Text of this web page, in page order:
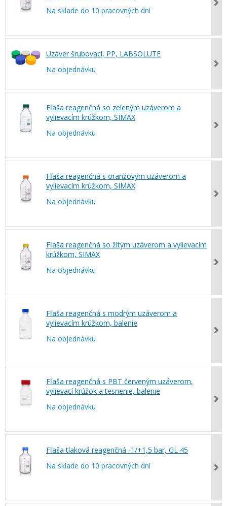
Na sklade do 10 pracovných dní
Uzáver šrubovací, PP, LABSOLUTE
Na objednávku
Fľaša reagenčná so zeleným uzáverom a
vylievacím krúžkom, SIMAX
Na objednávku
Fľaša reagenčná s oranžovým uzáverom a
vylievacím krúžkom, SIMAX
Na objednávku
Fľaša reagenčná so žltým uzáverom a vylievacím
krúžkom, SIMAX
Na objednávku
Fľaša reagenčná s modrým uzáverom a
vylievacím krúžkom, balenie
Na objednávku
Fľaša reagenčná s PBT červeným uzáverom,
vylievací krúžok a tesnenie, balenie
Na objednávku
Fľaša tlaková reagenčná -1/+1,5 bar, GL 45
Na sklade do 10 pracovných dní